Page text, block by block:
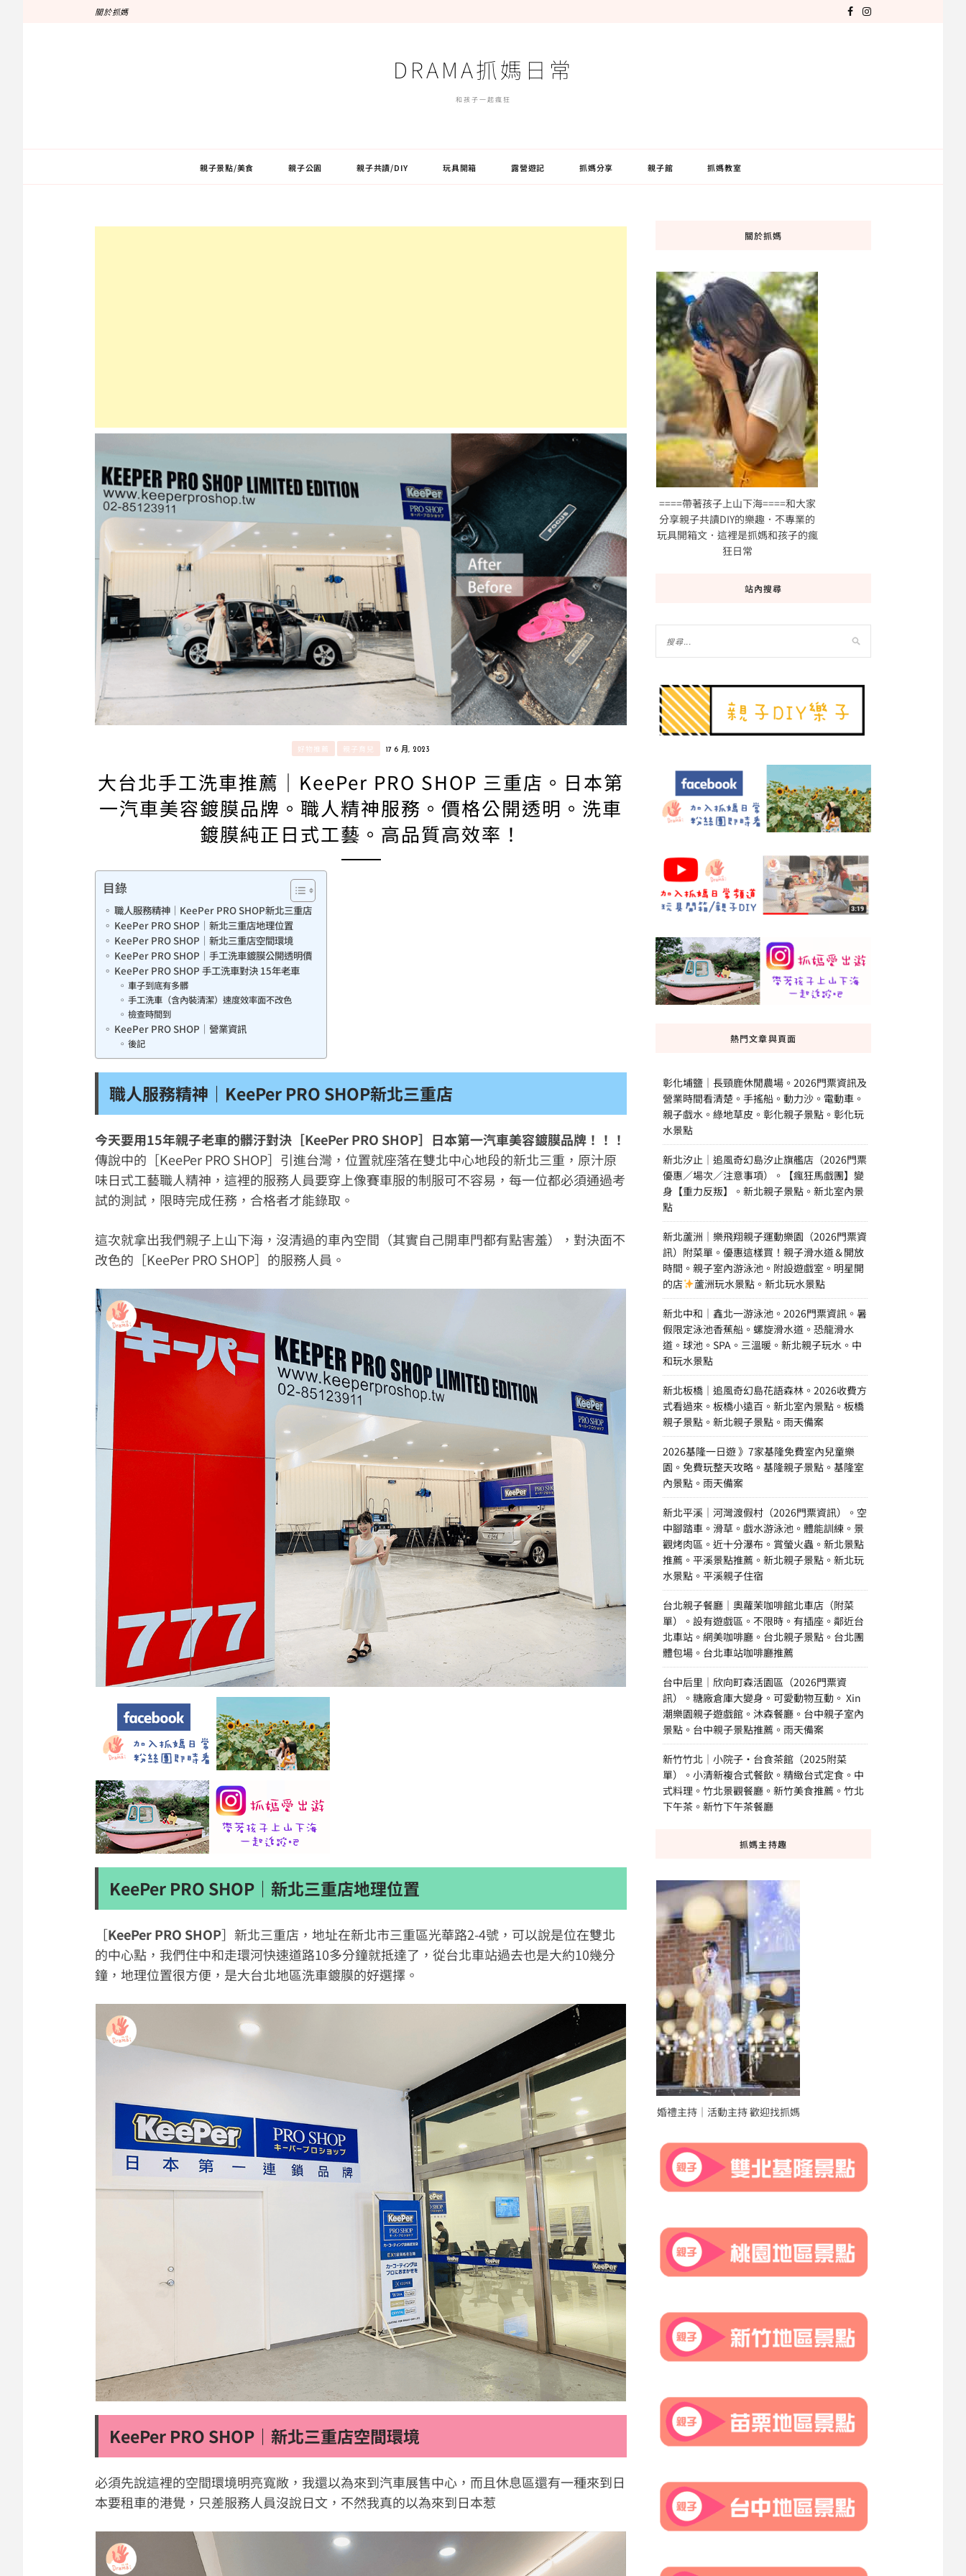
關於抓媽
DRAMA抓媽日常
和孩子一起瘋狂
親子景點/美食 親子公園 親子共讀/DIY 玩具開箱 露營遊記 抓媽分享 親子館 抓媽教室
好物推薦 親子育兒 17 6 月, 2023
大台北手工洗車推薦｜KeePer PRO SHOP 三重店。日本第
一汽車美容鍍膜品牌。職人精神服務。價格公開透明。洗車
鍍膜純正日式工藝。高品質高效率！
目錄
職人服務精神｜KeePer PRO SHOP新北三重店
KeePer PRO SHOP｜新北三重店地理位置
KeePer PRO SHOP｜新北三重店空間環境
KeePer PRO SHOP｜手工洗車鍍膜公開透明價
KeePer PRO SHOP 手工洗車對決 15年老車
車子到底有多髒
手工洗車（含內裝清潔）速度效率面不改色
檢查時間到
KeePer PRO SHOP｜營業資訊
後記
職人服務精神｜KeePer PRO SHOP新北三重店
今天要用15年親子老車的髒汙對決［KeePer PRO SHOP］日本第一汽車美容鍍膜品牌！！！
傳說中的［KeePer PRO SHOP］引進台灣，位置就座落在雙北中心地段的新北三重，原汁原
味日式工藝職人精神，這裡的服務人員要穿上像賽車服的制服可不容易，每一位都必須通過考
試的測試，限時完成任務，合格者才能錄取。
這次就拿出我們親子上山下海，沒清過的車內空間（其實自己開車門都有點害羞），對決面不
改色的［KeePer PRO SHOP］的服務人員。
KeePer PRO SHOP｜新北三重店地理位置
［KeePer PRO SHOP］新北三重店，地址在新北市三重區光華路2-4號，可以說是位在雙北
的中心點，我們住中和走環河快速道路10多分鐘就抵達了，從台北車站過去也是大約10幾分
鐘，地理位置很方便，是大台北地區洗車鍍膜的好選擇。
KeePer PRO SHOP｜新北三重店空間環境
必須先說這裡的空間環境明亮寬敞，我還以為來到汽車展售中心，而且休息區還有一種來到日
本要租車的港覺，只差服務人員沒說日文，不然我真的以為來到日本惹
關於抓媽
====帶著孩子上山下海====和大家
分享親子共讀DIY的樂趣．不專業的
玩具開箱文．這裡是抓媽和孩子的瘋
狂日常
站內搜尋
熱門文章與頁面
彰化埔鹽｜長頸鹿休閒農場。2026門票資訊及
營業時間看清楚。手搖船。動力沙。電動車。
親子戲水。綠地草皮。彰化親子景點。彰化玩
水景點
新北汐止｜追風奇幻島汐止旗艦店（2026門票
優惠／場次／注意事項）。【瘋狂馬戲團】變
身【重力反叛】。新北親子景點。新北室內景
點
新北蘆洲｜樂飛翔親子運動樂園（2026門票資
訊）附菜單。優惠這樣買！親子滑水道＆開放
時間。親子室內游泳池。附設遊戲室。明星開
的店
蘆洲玩水景點。新北玩水景點
新北中和｜鑫北一游泳池。2026門票資訊。暑
假限定泳池香蕉船。螺旋滑水道。恐龍滑水
道。球池。SPA。三溫暖。新北親子玩水。中
和玩水景點
新北板橋｜追風奇幻島花語森林。2026收費方
式看過來。板橋小遠百。新北室內景點。板橋
親子景點。新北親子景點。雨天備案
2026基隆一日遊 》7家基隆免費室內兒童樂
園。免費玩整天攻略。基隆親子景點。基隆室
內景點。雨天備案
新北平溪｜河灣渡假村（2026門票資訊）。空
中腳踏車。滑草。戲水游泳池。體能訓練。景
觀烤肉區。近十分瀑布。賞螢火蟲。新北景點
推薦。平溪景點推薦。新北親子景點。新北玩
水景點。平溪親子住宿
台北親子餐廳｜奧蘿茉咖啡館北車店（附菜
單）。設有遊戲區。不限時。有插座。鄰近台
北車站。網美咖啡廳。台北親子景點。台北團
體包場。台北車站咖啡廳推薦
台中后里｜欣向町森活園區（2026門票資
訊）。糖廠倉庫大變身。可愛動物互動。 Xin
潮樂園親子遊戲館。沐森餐廳。台中親子室內
景點。台中親子景點推薦。雨天備案
新竹竹北｜小院子·台食茶館（2025附菜
單）。小清新複合式餐飲。精緻台式定食。中
式料理。竹北景觀餐廳。新竹美食推薦。竹北
下午茶。新竹下午茶餐廳
抓媽主持趣
婚禮主持｜活動主持 歡迎找抓媽